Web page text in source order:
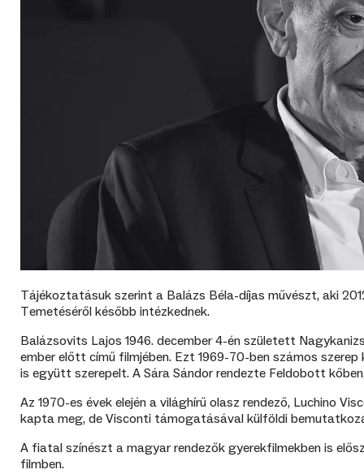
Tájékoztatásuk szerint a Balázs Béla-díjas művészt, aki
Temetéséről később intézkednek.
Balázsovits Lajos 1946. december 4-én született
ember előtt című filmjében. Ezt 1969-70-ben számos
is együtt szerepelt. A Sára Sándor rendezte Feldobott
Az 1970-es évek elején a világhírű olasz rendező, Luchino
kapta meg, de Visconti támogatásával külföldi
A fiatal színészt a magyar rendezők gyerekfilmekben is
filmben.